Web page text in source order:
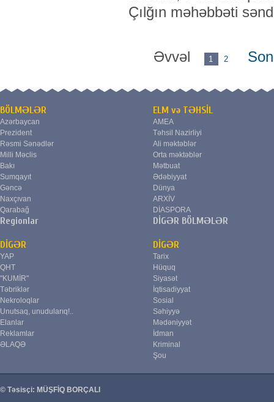
Çılğın məhəbbəti
Əvvəl 1 2
BÖLMƏLƏR
Azərbaycan
Prezident
Rəsmi Sənədlər
Milli Məclis
Bakı
Sumqayıt
Gəncə
Naxçıvan
Qarabağ
Regionlar
ELM və TƏHSİL
AMEA
Təhsil Nazirliyi
Ali məktəblər
Orta məktəblər
Mətbuat
Ədəbiyyat
Dünya
ARXİV
DİASPORA
DİGƏR BÖLMƏLƏR
DİGƏR
YAP
QHT
"KUMİR"
Təbriklər
Nekroloqlar
Unutsaq, unudularıq!..
Elanlar
Reklamlar
ƏLAQƏ
DİGƏR
Tarix
Hüquq
Siyasət
İqtisadiyyat
Sosial
Səhiyyə
Mədəniyyət
İdman
Kriminal
Şou
© Təsisçi: MÜŞFİQ BORÇALI